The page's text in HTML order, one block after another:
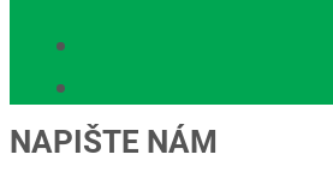
NAPIŠTE NÁM